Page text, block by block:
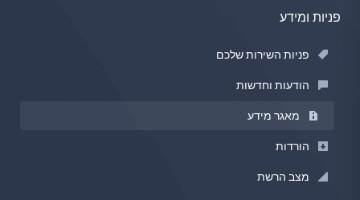
פניות ומידע
פניות השירות שלכם
הודעות וחדשות
מאגר מידע
הורדות
מצב הרשת